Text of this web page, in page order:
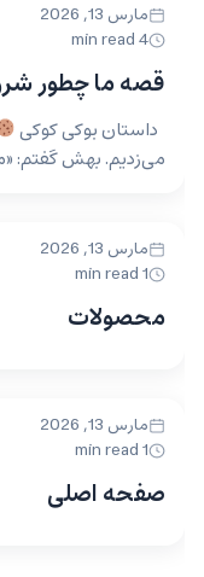
مارس 13, 2026
4 min read
قصه ما چطور
داستان بوکی کوکی
می‌زدیم. بهش گفتم:
مارس 13, 2026
1 min read
محصولات
مارس 13, 2026
1 min read
صفحه اصلی